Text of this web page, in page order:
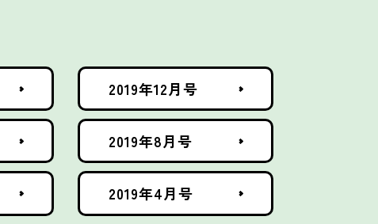
2019年12月号
2019年8月号
2019年4月号